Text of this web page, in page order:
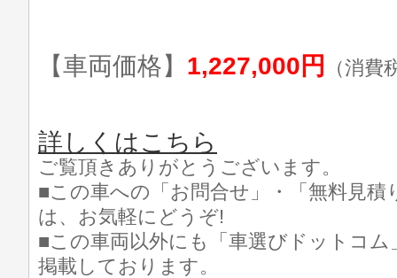
【車両価格】 1,227,000円 （消費
詳しくはこちら
ご覧頂きありがとうございます。
■この車への「お問合せ」・「無料見積
は、お気軽にどうぞ!
■この車両以外にも「車選びドットコ
掲載しております。